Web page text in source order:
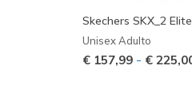
Skechers SKX_2
Unisex Adulto
€ 157,99 - €